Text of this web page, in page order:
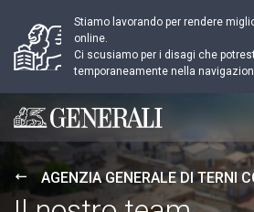
Stiamo lavorando per rendere
online.
Ci scusiamo per i disagi che
temporaneamente nella
Generali logo
AGENZIA GENERALE DI TERNI